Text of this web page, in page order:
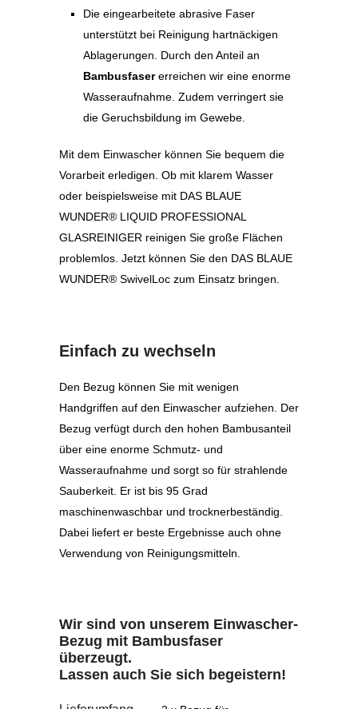
Die eingearbeitete abrasive Faser
unterstützt bei Reinigung hartnäckigen
Ablagerungen. Durch den Anteil an
Bambusfasererreichen wir eine enorme
Wasseraufnahme. Zudem verringert sie
die Geruchsbildung im Gewebe.
Mit dem Einwascher können Sie bequem die
Vorarbeit erledigen. Ob mit klarem Wasser
oder beispielsweise mit DAS BLAUE
WUNDER® LIQUID PROFESSIONAL
GLASREINIGER reinigen Sie große Flächen
problemlos. Jetzt können Sie den DAS BLAUE
WUNDER® SwivelLoc zum Einsatz bringen.
Einfach zu wechseln
Den Bezug können Sie mit wenigen
Handgriffen auf den Einwascher aufziehen. Der
Bezug verfügt durch den hohen Bambusanteil
über eine enorme Schmutz- und
Wasseraufnahme und sorgt so für strahlende
Sauberkeit. Er ist bis 95 Grad
maschinenwaschbar und trocknerbeständig.
Dabei liefert er beste Ergebnisse auch ohne
Verwendung von Reinigungsmitteln.
Wir sind von unserem Einwascher-
Bezug mit Bambusfaser
überzeugt.
Lassen auch Sie sich begeistern!